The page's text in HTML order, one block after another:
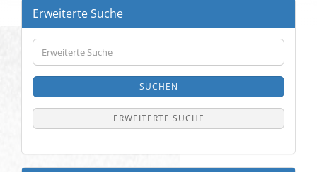
Erweiterte Suche
Erweiterte
Suche
SUCHEN
ERWEITERTE SUCHE